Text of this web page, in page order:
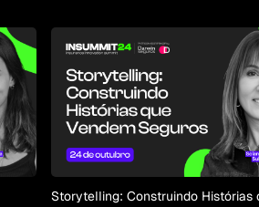
Storytelling: Construindo Histórias